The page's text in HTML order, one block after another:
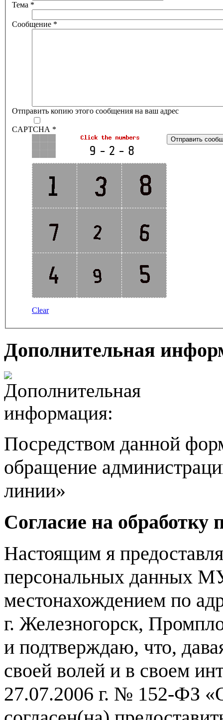
Тема *
Сообщение *
Отправить копию этого сообщения на ваш адрес
CAPTCHA *
Clear
Отправить
Дополнительная
Посредством данной
обращение
линии»
Согласие на
Настоящим я
персональных данных
местонахождением по
г. Железногорск,
и подтверждаю, что,
своей волей и в своем
27.07.2006 г. № 152-ФЗ